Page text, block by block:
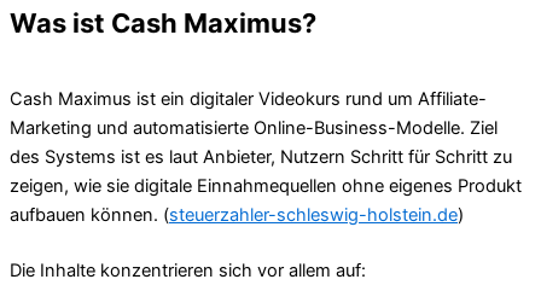
Was ist Cash Maximus?
Cash Maximus ist ein digitaler Videokurs rund um Affiliate-
Marketing und automatisierte Online-Business-Modelle. Ziel
des Systems ist es laut Anbieter, Nutzern Schritt für Schritt zu
zeigen, wie sie digitale Einnahmequellen ohne eigenes Produkt
aufbauen können. (steuerzahler-schleswig-holstein.de)
Die Inhalte konzentrieren sich vor allem auf: